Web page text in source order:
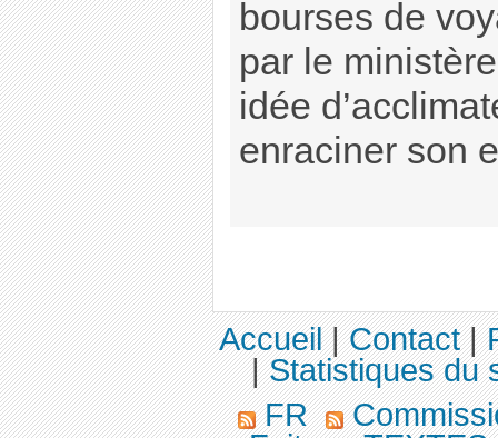
bourses de
par le
idée
enraciner son
Accueil|Contact|
|Statistiques du
FR